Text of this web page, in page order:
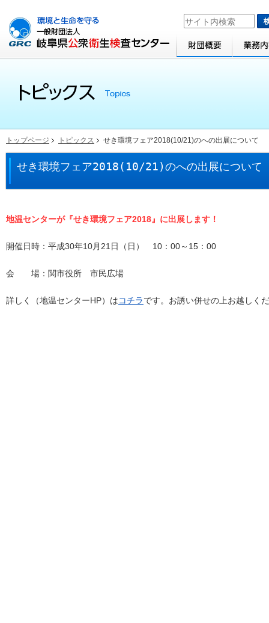
トップページ トピックス せき環境フェア2018(10/21)のへの出展について
せき環境フェア2018(10/21)のへの出展について
地温センターが『せき環境フェア2018』に出展します！
開催日時：平成30年10月21日（日） 10：00～15：00
会 場：関市役所 市民広場
詳しく（地温センターHP）はコチラです。お誘い併せの上お越しく